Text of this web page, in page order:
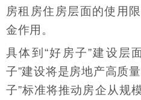
房租房住房层面的使用
金作用。
具体到“好房子”建设层
子”建设将是房地产高质
子”标准将推动房企从规